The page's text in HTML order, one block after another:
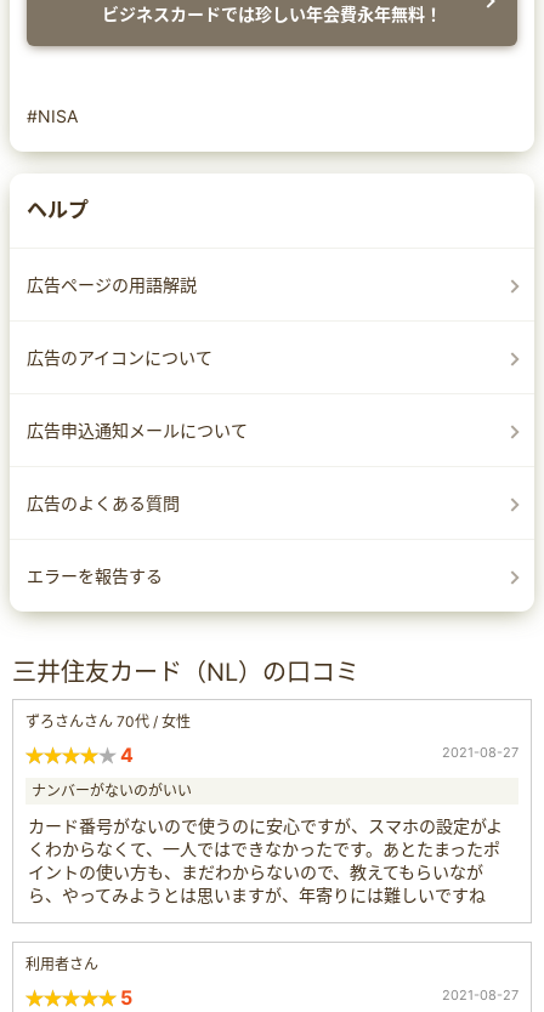
ビジネスカードでは珍しい年会費永年無料！
#NISA
ヘルプ
広告ページの用語解説
広告のアイコンについて
広告申込通知メールについて
広告のよくある質問
エラーを報告する
三井住友カード（NL）の口コミ
ずろさんさん 70代 / 女性
4 2021-08-27
ナンバーがないのがいい
カード番号がないので使うのに安心ですが、スマホの設定がよ
くわからなくて、一人ではできなかったです。あとたまったポ
イントの使い方も、まだわからないので、教えてもらいなが
ら、やってみようとは思いますが、年寄りには難しいですね
利用者さん
5 2021-08-27